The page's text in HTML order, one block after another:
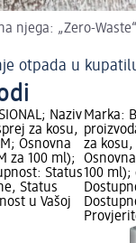
njega: „Zero-
otpada u
Naziv
za kosu,
Osnovna
za 100 ml);
Status
Status
u Vašoj
Marka:
za
100 ml);